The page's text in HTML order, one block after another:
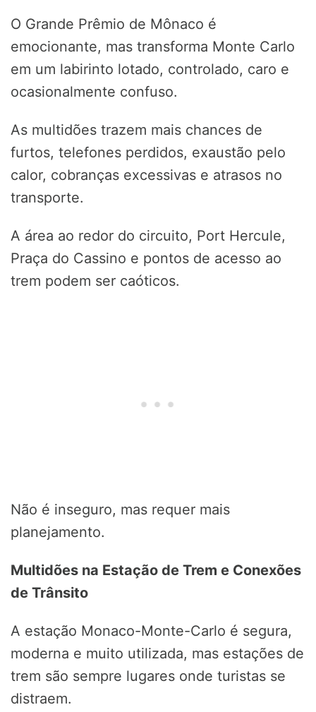
O Grande Prêmio de Mônaco é
emocionante, mas transforma Monte Carlo
em um labirinto lotado, controlado, caro e
ocasionalmente confuso.
As multidões trazem mais chances de
furtos, telefones perdidos, exaustão pelo
calor, cobranças excessivas e atrasos no
transporte.
A área ao redor do circuito, Port Hercule,
Praça do Cassino e pontos de acesso ao
trem podem ser caóticos.
Não é inseguro, mas requer mais
planejamento.
Multidões na Estação de Trem e Conexões
de Trânsito
A estação Monaco-Monte-Carlo é segura,
moderna e muito utilizada, mas estações de
trem são sempre lugares onde turistas se
distraem.